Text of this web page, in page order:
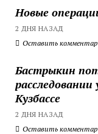
Новые
2 ДНЯ НАЗАД
Оставить
Бастрыкин
Кузбассе
2 ДНЯ НАЗАД
Оставить